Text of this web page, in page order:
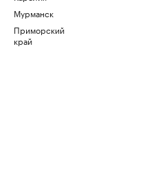
Мурманск
Приморский
край